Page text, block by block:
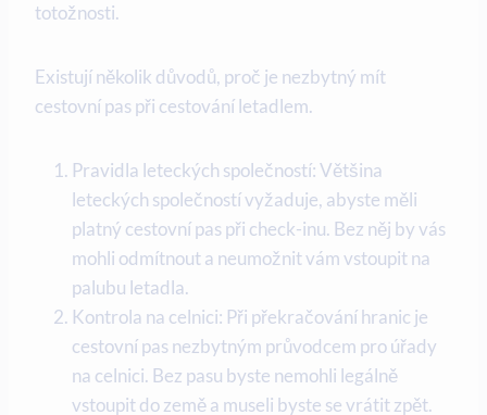
totožnosti.
Existují několik důvodů, proč je nezbytný mít
cestovní pas při cestování letadlem.
Pravidla leteckých společností: Většina
leteckých společností vyžaduje, abyste měli
platný cestovní pas při check-inu. Bez něj by vás
mohli odmítnout a neumožnit vám vstoupit na
palubu letadla.
Kontrola na celnici: Při překračování hranic je
cestovní pas nezbytným průvodcem pro úřady
na celnici. Bez pasu byste nemohli legálně
vstoupit do země a museli byste se vrátit zpět.